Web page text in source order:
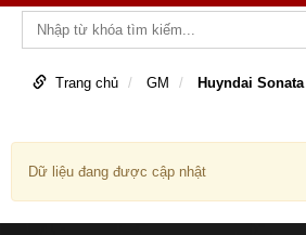
Trang chủ GM Huyndai Sonata
Dữ liệu đang được cập nhật